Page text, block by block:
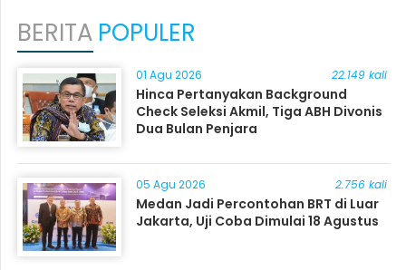
BERITA POPULER
01 Agu 2026 22.149 kali
Hinca Pertanyakan Background
Check Seleksi Akmil, Tiga ABH Divonis
Dua Bulan Penjara
05 Agu 2026 2.756 kali
Medan Jadi Percontohan BRT di Luar
Jakarta, Uji Coba Dimulai 18 Agustus